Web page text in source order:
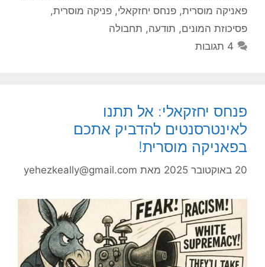
פאניקה מוסרית, פנחס יחזקאלי, פניקה מוסרית,
פסיכוזת המונים, תודעה, תחבולה
4 תגובות
פנחס יחזקאלי: אל תתנו
לאינטרסנטים להדביק אתכם
בפאניקה מוסרית!
20 באוקטובר 2025 מאת yehezkeally@gmail.com